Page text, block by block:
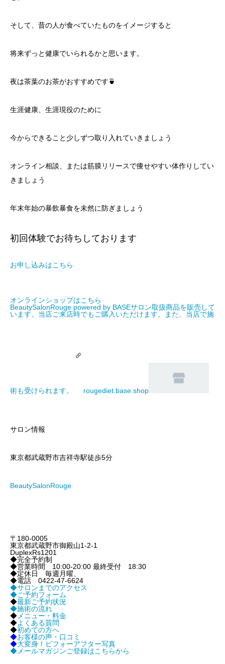
そして、昔の人が食べていたものをイメージすると
将来ずっと健康でいられるかと思います。
夜は茶葉のお茶がおすすめです🍵
生涯健康、生涯現役のために
今からできること少しずつ取り入れていきましょう
オンライン相談、または筋膜リリースで痩せやすい体作りしてい
きましょう
年末年始の暴飲暴食を未然に防ぎましょう
初回体験でお待ちしております
お申し込みはこちら
オンラインショップはこちら
BeautySalonRouge powered by BASEサロン取扱商品を販売して
います。当店ご来店時でもご購入いただけます。また、当店で施
術も受けられます。 rougediet.base.shop
サロン情報
東京都武蔵野市吉祥寺駅徒歩5分
BeautySalonRouge
〒180-0005
東京都武蔵野市御殿山1-2-1
DuplexRs1201
◆完全予約制
◆営業時間 10:00-20:00 最終受付 18:30
◆定休日 毎週月曜、
◆電話 0422-47-6624
◆サロンまでのアクセス
◆ご予約フォーム
◆最新ご予約状況
◆施術の流れ
◆ メニュー・料金
◆よくある質問
◆初めての方へ
◆お客様の声・口コミ
◆大変身！ビフォーアフター写真
◆ メールマガジンご登録はこちらから